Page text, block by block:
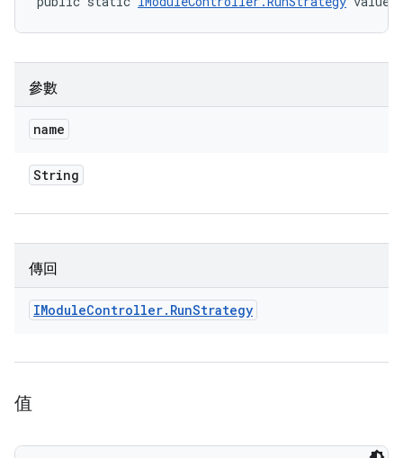
參數
name
String
傳回
IModuleController. RunStrategy
值